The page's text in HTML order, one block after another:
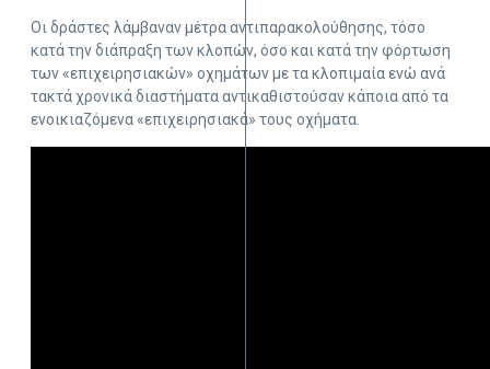
Οι δράστες λάμβαναν μέτρα αντιπαρακολούθησης, τόσο
κατά την διάπραξη των κλοπών, όσο και κατά την φόρτωση
των «επιχειρησιακών» οχημάτων με τα κλοπιμαία ενώ ανά
τακτά χρονικά διαστήματα αντικαθιστούσαν κάποια από τα
ενοικιαζόμενα «επιχειρησιακά» τους οχήματα.